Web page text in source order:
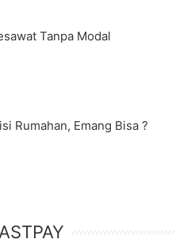
Tanpa Modal
Rumahan, Emang Bisa ?